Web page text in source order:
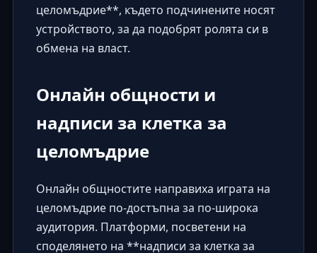
целомъдрие**, където подчинените носят
устройството, за да подобрят ролята си в
обмена на власт.
Онлайн общности и
надписи за клетка за
целомъдрие
Онлайн общностите направиха играта на
целомъдрие по-достъпна за по-широка
аудитория. Платформи, посветени на
споделянето на **надписи за клетка за